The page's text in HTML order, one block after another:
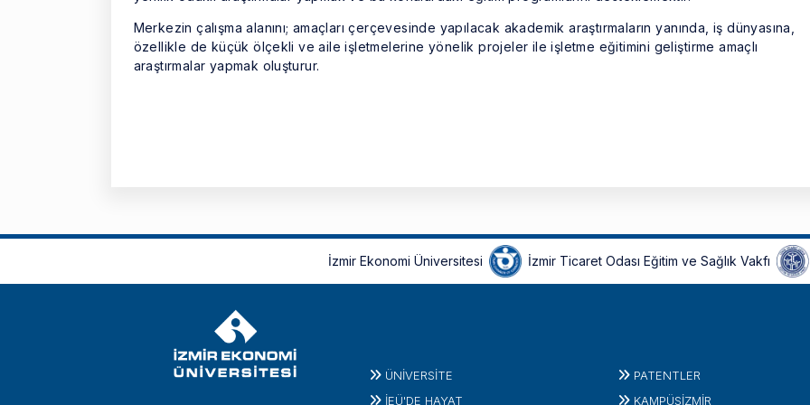
Merkezin çalışma alanını; amaçları çerçevesinde yapılacak akademik araştırmaların yanında, iş dünyasına,
özellikle de küçük ölçekli ve aile işletmelerine yönelik projeler ile işletme eğitimini geliştirme amaçlı
araştırmalar yapmak oluşturur.
İzmir Ekonomi Üniversitesi İzmir Ticaret Odası Eğitim ve Sağlık Vakfı
ÜNIVERSITE
İEÜ'DE HAYAT
PATENTLER
KAMPÜSİZMIR